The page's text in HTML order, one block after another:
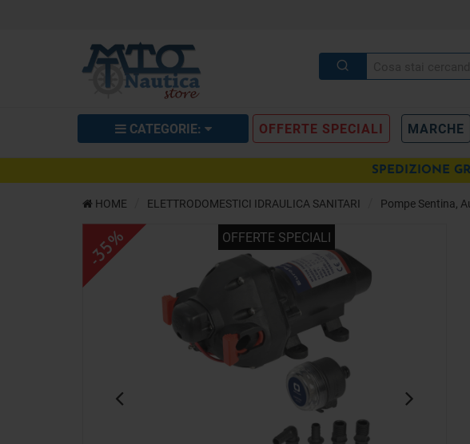
CATEGORIE: OFFERTE SPECIALI MARCHE
SPEDIZIONE
Autoclave 3 valvole Europump 11
DESCRIZIONE RICHIEDI INFO OPINIONI
HOME ELETTRODOMESTICI IDRAULICA SANITARI Pompe Sentina,
OFFERTE SPECIALI
-35%